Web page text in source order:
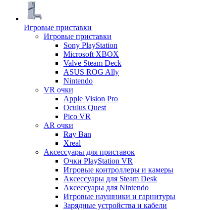
Игровые приставки
Игровые приставки
Sony PlayStation
Microsoft XBOX
Valve Steam Deck
ASUS ROG Ally
Nintendo
VR очки
Apple Vision Pro
Oculus Quest
Pico VR
AR очки
Ray Ban
Xreal
Аксессуары для приставок
Очки PlayStation VR
Игровые контроллеры и камеры
Аксессуары для Steam Desk
Аксессуары для Nintendo
Игровые наушники и гарнитуры
Зарядные устройства и кабели